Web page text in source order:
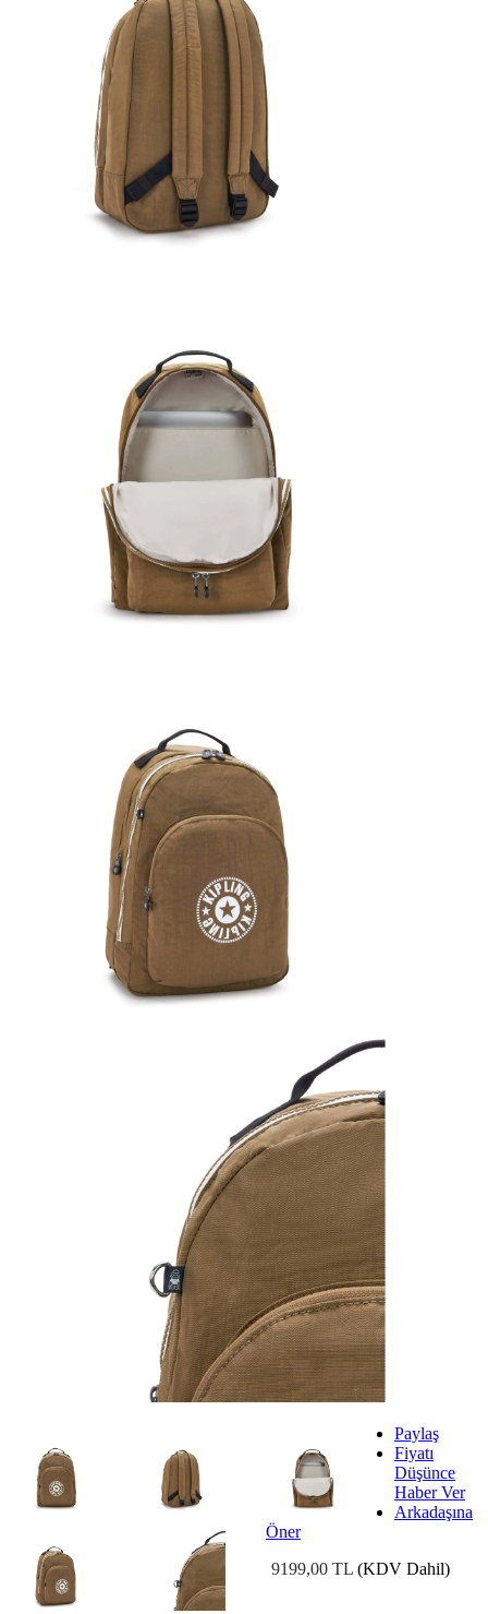
Paylaş
Fiyatı
Düşünce
Haber Ver
Arkadaşına
Öner
9199,00 TL (KDV Dahil)